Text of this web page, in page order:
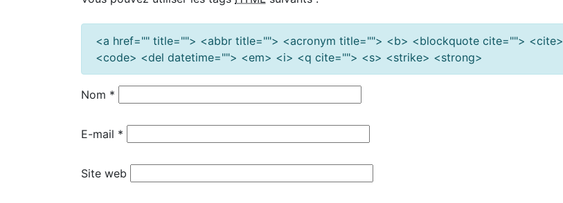
<a href="" title=""> <abbr title=""> <acronym title=""> <b> <blockquote cite=""> <cite>
<code> <del datetime=""> <em> <i> <q cite=""> <s> <strike> <strong>
Nom *
E-mail *
Site web